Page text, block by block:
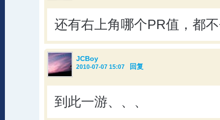
还有右上角哪个PR值，都
JCBoy
2010-07-07 15:07 回复
到此一游、、、